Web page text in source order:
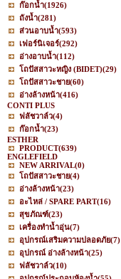
ก๊อกน้ำ(1926)
ถังน้ำ(281)
ส่วนอาบน้ำ(593)
เฟอร์นิเจอร์(292)
อ่างอาบน้ำ(112)
โถปัสสาวะหญิง (BIDET)(29)
โถปัสสาวะชาย(60)
อ่างล้างหน้า(416)
CONTI PLUS
ฟลัชวาล์ว(4)
ก๊อกน้ำ(23)
ESTHER
PRODUCT(639)
ENGLEFIELD
NEW ARRIVAL(0)
โถปัสสาวะชาย(4)
อ่างล้างหน้า(23)
อะไหล่ / SPARE PART(16)
สุขภัณฑ์(23)
เครื่องทำน้ำอุ่น(7)
อุปกรณ์เสริมความปลอดภัย(7)
อุปกรณ์ อ่างล้างหน้า(25)
ฟลัชวาล์ว(10)